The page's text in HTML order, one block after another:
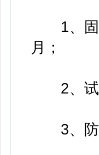
1、固
月；
2、试
3、防